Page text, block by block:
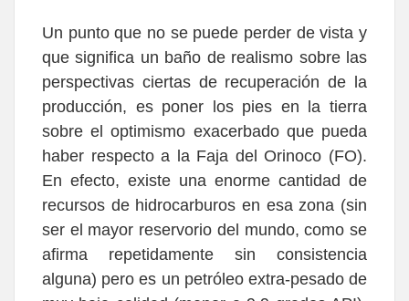
Un punto que no se puede perder de vista y
que significa un baño de realismo sobre las
perspectivas ciertas de recuperación de la
producción, es poner los pies en la tierra
sobre el optimismo exacerbado que pueda
haber respecto a la Faja del Orinoco (FO).
En efecto, existe una enorme cantidad de
recursos de hidrocarburos en esa zona (sin
ser el mayor reservorio del mundo, como se
afirma repetidamente sin consistencia
alguna) pero es un petróleo extra-pesado de